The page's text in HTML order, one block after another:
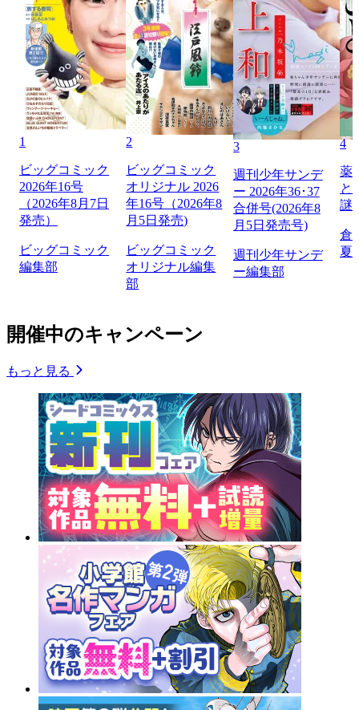
1
ビッグコミック
2026年16号
（2026年8月7日
発売）
ビッグコミック
編集部
2
ビッグコミック
オリジナル 2026
年16号（2026年8
月5日発売)
ビッグコミック
オリジナル編集
部
3
週刊少年サンデ
ー 2026年36･37
合併号(2026年8
月5日発売号)
週刊少年サンデ
ー編集部
4
薬
と
謎
倉
夏
開催中のキャンペーン
もっと見る